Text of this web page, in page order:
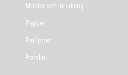
Möbler och inredning
Papper
Parfymer
Porslin